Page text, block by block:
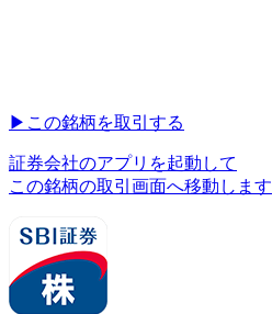
▶︎ この銘柄を取引する
証券会社のアプリを起動して
この銘柄の取引画面へ移動します